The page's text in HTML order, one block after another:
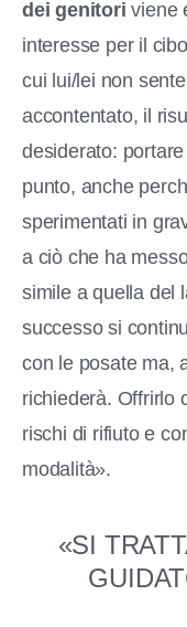
dei genitori viene
interesse per il
cui lui/lei non
accontentato, il
desiderato:
punto, anche
sperimentati in
a ciò che ha
simile a quella del
successo si
con le posate ma,
richiederà. Offrirlo
rischi di rifiuto e
modalità».
«SI